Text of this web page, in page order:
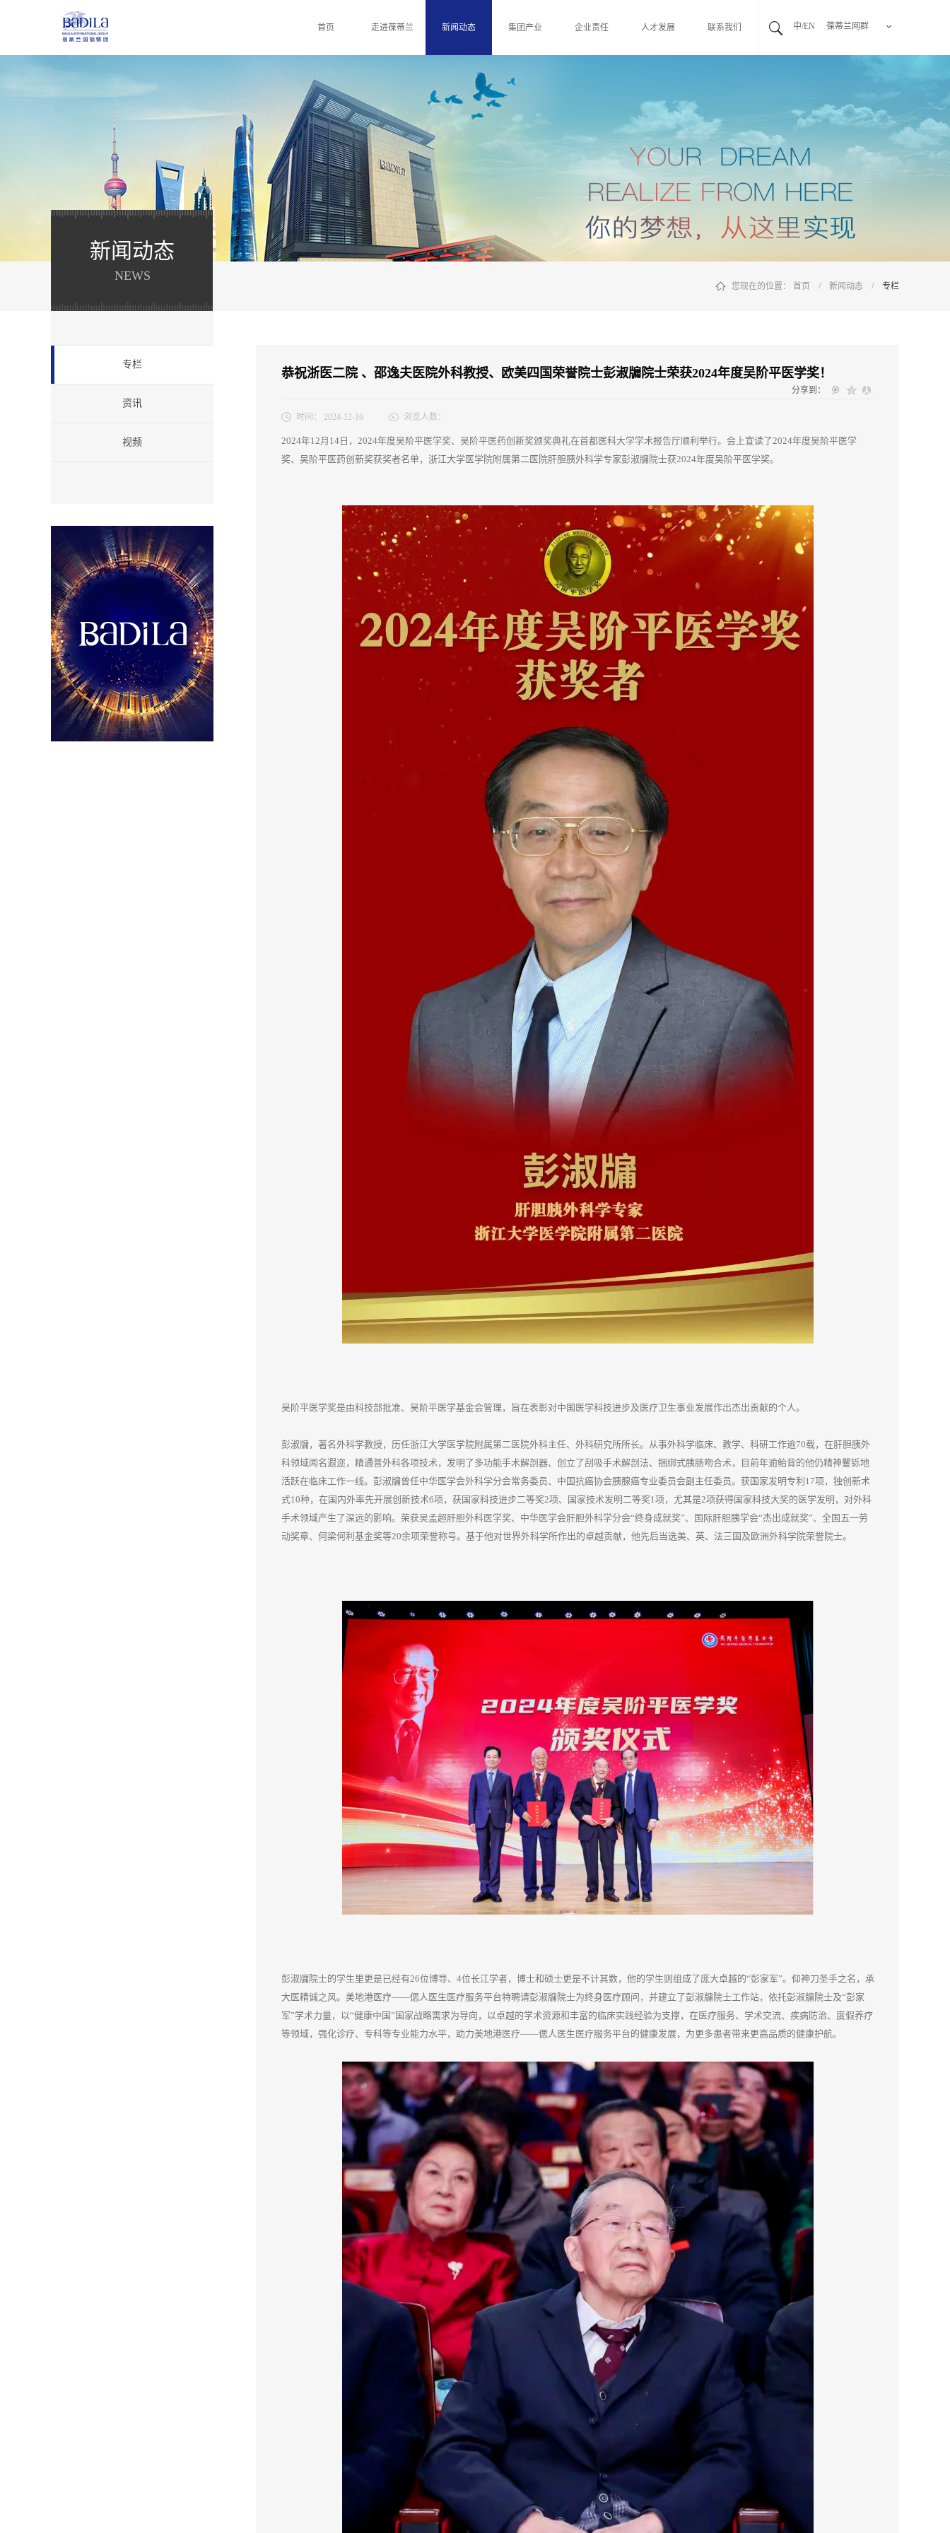
葆蒂兰网群
中/EN
首页 走进葆蒂兰 新闻动态 集团产业 企业责任 人才发展 联系我们
新闻动态
NEWS
专栏
资讯
视频
您现在的位置： 首页 / 新闻动态 / 专栏
恭祝浙医⼆院 、邵逸夫医院外科教授、欧美四国荣誉院士彭淑牖院士荣获2024年度吴阶平医学奖！
分享到：
时间： 2024-12-16 浏览人数：
2024年12月14日，2024年度吴阶平医学奖、吴阶平医药创新奖颁奖典礼在首都医科大学学术报告厅顺利举行。会上宣读了2024年度吴阶平医学
奖、 吴阶平医药创新奖获奖者名单，浙江大学医学院附属第二医院肝胆胰外科学专家彭淑牖院士获2024年度吴阶平医学奖。
吴阶平医学奖是由科技部批准、吴阶平医学基金会管理，旨在表彰对中国医学科技进步及医疗卫生事业发展作出杰出贡献的个人。
彭淑牖，著名外科学教授，历任浙江大学医学院附属第二医院外科主任、外科研究所所长。从事外科学临床、教学、科研工作逾70载，在肝胆胰外
科领域闻名遐迩，精通普外科各项技术，发明了多功能手术解剖器、创立了刮吸手术解剖法、捆绑式胰肠吻合术，目前年逾鲐背的他仍精神矍铄地
活跃在临床工作一线。彭淑牖曾任中华医学会外科学分会常务委员、中国抗癌协会胰腺癌专业委员会副主任委员。获国家发明专利17项，独创新术
式10种，在国内外率先开展创新技术6项，获国家科技进步二等奖2项、国家技术发明二等奖1项，尤其是2项获得国家科技大奖的医学发明，对外科
手术领域产生了深远的影响。荣获吴孟超肝胆外科医学奖、中华医学会肝胆外科学分会“终身成就奖”、国际肝胆胰学会“杰出成就奖”、 全国五一劳
动奖章、何梁何利基金奖等20余项荣誉称号。基于他对世界外科学所作出的卓越贡献，他先后当选美、英、法三国及欧洲外科学院荣誉院士。
彭淑牖院士的学生里更是已经有26位博导、4位长江学者，博士和硕士更是不计其数，他的学生则组成了庞大卓越的“彭家军”。仰神刀圣手之名，承
大医精诚之风。美地港医疗——偲人医生医疗服务平台特聘请彭淑牖院士为终身医疗顾问，并建立了彭淑牖院士工作站，依托彭淑牖院士及“彭家
军”学术力量，以“健康中国”国家战略需求为导向，以卓越的学术资源和丰富的临床实践经验为支撑，在医疗服务、学术交流、疾病防治、度假养疗
等领域，强化诊疗、专科等专业能力水平，助力美地港医疗——偲人医生医疗服务平台的健康发展，为更多患者带来更高品质的健康护航。